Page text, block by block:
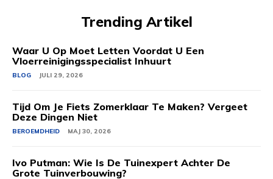
Trending Artikel
Waar U Op Moet Letten Voordat U Een
Vloerreinigingsspecialist Inhuurt
BLOG JULI 29, 2026
Tijd Om Je Fiets Zomerklaar Te Maken? Vergeet
Deze Dingen Niet
BEROEMDHEID MAJ 30, 2026
Ivo Putman: Wie Is De Tuinexpert Achter De
Grote Tuinverbouwing?